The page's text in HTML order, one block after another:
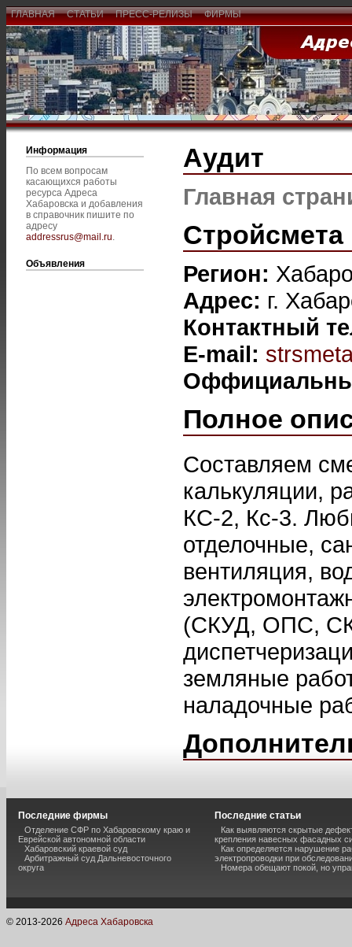
ГЛАВНАЯ СТАТЬИ ПРЕСС-РЕЛИЗЫ ФИРМЫ
Информация
По всем вопросам
касающихся работы
ресурса Адреса
Хабаровска и добавления
в справочник пишите по
адресу
addressrus@mail.ru.
Объявления
Аудит
Главная
Стройсмета
Регион:
Адрес: г.
Контактный
E-mail:
Полное
Составляем
калькуляции,
КС-2, Кс-3.
отделочные,
вентиляция,
(СКУД, ОПС,
земляные
наладочные
Последние фирмы
Отделение СФР по Хабаровскому краю и
Еврейской автономной области
Хабаровский краевой суд
Арбитражный суд Дальневосточного
округа
Последние статьи
Как выявляются скрытые
крепления навесных фасадных
Как определяется нарушение
электропроводки при
Номера обещают покой, но
© 2013-2026 Адреса Хабаровска